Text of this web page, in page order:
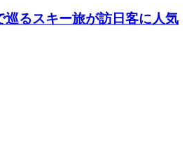
巡るスキー旅が訪日客に人気